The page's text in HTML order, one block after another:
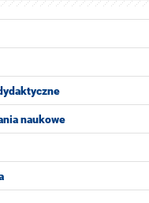
naukowe